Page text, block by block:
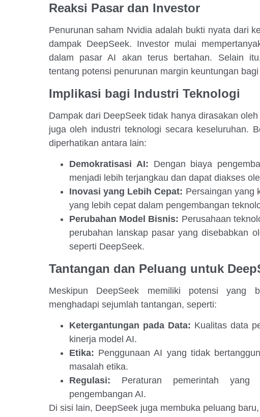
Reaksi Pasar dan Investor
Penurunan saham Nvidia adalah bukti nyata dari
dampak DeepSeek. Investor mulai
dalam pasar AI akan terus bertahan. Selain
tentang potensi penurunan margin keuntungan
Implikasi bagi Industri Teknologi
Dampak dari DeepSeek tidak hanya dirasakan
juga oleh industri teknologi secara keseluruhan.
diperhatikan antara lain:
Demokratisasi AI: Dengan biaya
menjadi lebih terjangkau dan dapat diakses
Inovasi yang Lebih Cepat: Persaingan yang
yang lebih cepat dalam pengembangan
Perubahan Model Bisnis: Perusahaan
perubahan lanskap pasar yang disebabkan
seperti DeepSeek.
Tantangan dan Peluang untuk
Meskipun DeepSeek memiliki potensi yang
menghadapi sejumlah tantangan, seperti:
Ketergantungan pada Data: Kualitas data
kinerja model AI.
Etika: Penggunaan AI yang tidak
masalah etika.
Regulasi: Peraturan pemerintah yang
pengembangan AI.
Di sisi lain, DeepSeek juga membuka peluang